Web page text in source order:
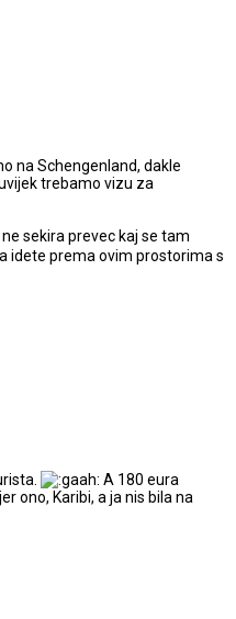
na Schengenland, dakle
trebamo vizu za
sekira prevec kaj se tam
idete prema ovim prostorima s
A 180 eura
ono, Karibi, a ja nis bila na